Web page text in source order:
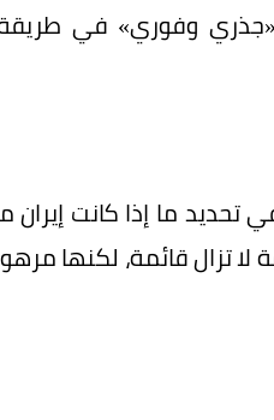
«جذري وفوري» في
تحديد ما إذا كانت
تزال قائمة، لكنها